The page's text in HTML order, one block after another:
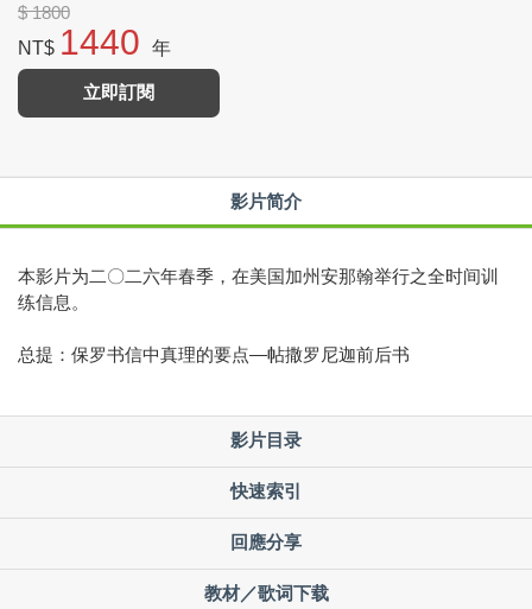
$ 1800
NT$ 1440 年
立即訂閱
影片简介
本影片为二〇二六年春季，在美国加州安那翰举行之全时间训
练信息。
总提：保罗书信中真理的要点—帖撒罗尼迦前后书
影片目录
快速索引
回應分享
教材／歌词下载